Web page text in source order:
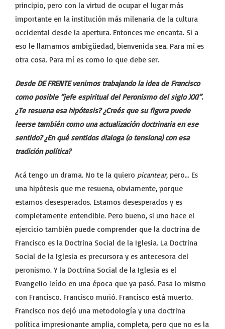
principio, pero con la virtud de ocupar el lugar más
importante en la institución más milenaria de la cultura
occidental desde la apertura. Entonces me encanta. Si a
eso le llamamos ambigüedad, bienvenida sea. Para mí es
otra cosa. Para mí es como lo que debe ser.
Desde DE FRENTE venimos trabajando la idea de Francisco
como posible “jefe espiritual del Peronismo del siglo XXI”.
¿Te resuena esa hipótesis? ¿Creés que su figura puede
leerse también como una actualización doctrinaria en ese
sentido? ¿En qué sentidos dialoga (o tensiona) con esa
tradición política?
Acá tengo un drama. No te la quiero picantear, pero… Es
una hipótesis que me resuena, obviamente, porque
estamos desesperados. Estamos desesperados y es
completamente entendible. Pero bueno, si uno hace el
ejercicio también puede comprender que la doctrina de
Francisco es la Doctrina Social de la Iglesia. La Doctrina
Social de la Iglesia es precursora y es antecesora del
peronismo. Y la Doctrina Social de la Iglesia es el
Evangelio leído en una época que ya pasó. Pasa lo mismo
con Francisco. Francisco murió. Francisco está muerto.
Francisco nos dejó una metodología y una doctrina
política impresionante amplia, completa, pero que no es la